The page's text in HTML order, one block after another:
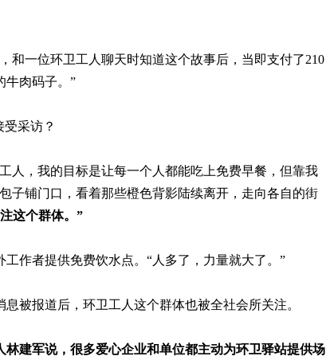
和一位环卫工人聊天时知道这个故事后，当即支付了210
牛肉码子。”
采访？
人，我的目标是让每一个人都能吃上免费早餐，但靠我
子铺门口，看着那些橙色背影陆续离开，走向各自的街
这个群体。”
作者提供免费饮水点。“人多了，力量就大了。”
被报道后，环卫工人这个群体也被全社会所关注。
建军说，很多爱心企业和单位都主动为环卫驿站提供场